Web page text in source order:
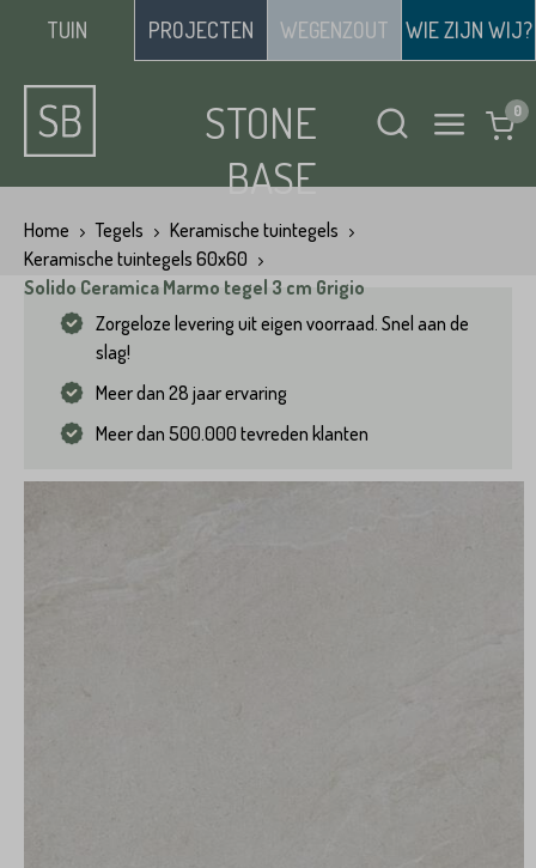
TUIN PROJECTEN WEGENZOUT WIE ZIJN WIJ?
STONE
BASE
Home Tegels
Keramische tuintegels
Keramische tuintegels 60x60
Solido Ceramica Marmo tegel 3 cm Grigio
Zorgeloze levering uit eigen voorraad. Snel aan de
slag!
Meer dan 28 jaar ervaring
Meer dan 500.000 tevreden klanten